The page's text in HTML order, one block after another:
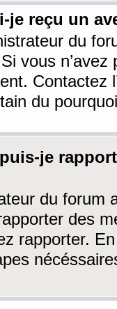
je reçu un
du
vous
Contactez
du
je
du forum
des
rapporter.